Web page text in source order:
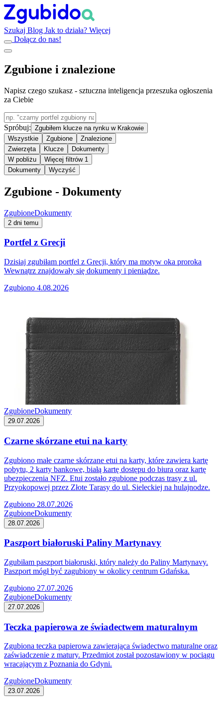
Szukaj Blog Jak to działa? Więcej
Dołącz do nas!
Zgubione i znalezione
Napisz czego szukasz - sztuczna inteligencja przeszuka ogłoszenia
za Ciebie
Spróbuj: Zgubiłem klucze na rynku w Krakowie
Wszystkie
Zgubione
Znalezione
Zwierzęta
Klucze
Dokumenty
W pobliżu
Więcej filtrów 1
Dokumenty
Wyczyść
Zgubione - Dokumenty
ZgubioneDokumenty
2 dni temu
Portfel z Grecji
Dzisiaj zgubiłam portfel z Grecji, który ma motyw oka proroka
Wewnątrz znajdowały się dokumenty i pieniądze.
Zgubiono 4.08.2026
ZgubioneDokumenty
29.07.2026
Czarne skórzane etui na karty
Zgubiono małe czarne skórzane etui na karty, które zawiera kartę
pobytu, 2 karty bankowe, białą kartę dostępu do biura oraz kartę
ubezpieczenia NFZ. Etui zostało zgubione podczas trasy z ul.
Przyokopowej przez Złote Tarasy do ul. Sieleckiej na hulajnodze.
Zgubiono 28.07.2026
ZgubioneDokumenty
28.07.2026
Paszport białoruski Paliny Martynavy
Zgubiłam paszport białoruski, który należy do Paliny Martynavy.
Paszport mógł być zagubiony w okolicy centrum Gdańska.
Zgubiono 27.07.2026
ZgubioneDokumenty
27.07.2026
Teczka papierowa ze świadectwem maturalnym
Zgubiona teczka papierowa zawierająca świadectwo maturalne oraz
zaświadczenie z matury. Przedmiot został pozostawiony w pociągu
wracającym z Poznania do Gdyni.
ZgubioneDokumenty
23.07.2026